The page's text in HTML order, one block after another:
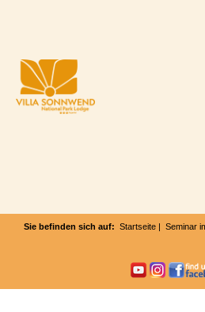
Sie befinden sich auf: Startseite| Seminar